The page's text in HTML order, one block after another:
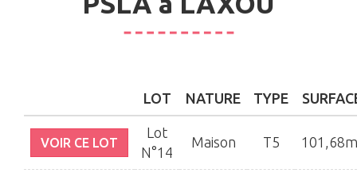
LOT NATURE TYPE
VOIR CE LOT
Lot
N°14
Maison T5